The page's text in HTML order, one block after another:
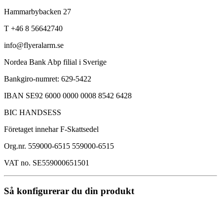
Hammarbybacken 27
T +46 8 56642740
info@flyeralarm.se
Nordea Bank Abp filial i Sverige
Bankgiro-numret: 629-5422
IBAN SE92 6000 0000 0008 8542 6428
BIC HANDSESS
Företaget innehar F-Skattsedel
Org.nr. 559000-6515 559000-6515
VAT no. SE559000651501
Så konfigurerar du din produkt